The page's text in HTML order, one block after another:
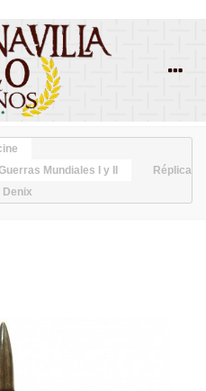
Mundiales I y II
Réplica
Denix